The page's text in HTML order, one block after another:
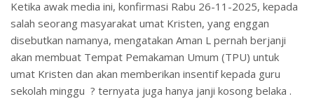
Ketika awak media ini, konfirmasi Rabu 26-11-2025, kepada
salah seorang masyarakat umat Kristen, yang enggan
disebutkan namanya, mengatakan Aman L pernah berjanji
akan membuat Tempat Pemakaman Umum (TPU) untuk
umat Kristen dan akan memberikan insentif kepada guru
sekolah minggu ? ternyata juga hanya janji kosong belaka .